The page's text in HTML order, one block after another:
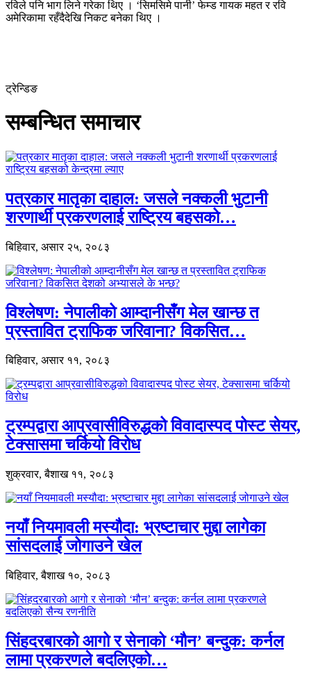
रविले पनि भाग लिने गरेका थिए । ‘सिमसिमे पानी’ फेम्ड गायक महत र रवि
अमेरिकामा रहँदैदेखि निकट बनेका थिए ।
ट्रेन्डिङ
सम्बन्धित समाचार
पत्रकार मातृका दाहाल: जसले नक्कली भुटानी
शरणार्थी प्रकरणलाई राष्ट्रिय बहसको…
बिहिवार, असार २५, २०८३
विश्लेषण: नेपालीको आम्दानीसँग मेल खान्छ त
प्रस्तावित ट्राफिक जरिवाना? विकसित…
बिहिवार, असार ११, २०८३
ट्रम्पद्वारा आप्रवासीविरुद्धको विवादास्पद पोस्ट सेयर,
टेक्सासमा चर्कियो विरोध
शुक्रवार, बैशाख ११, २०८३
नयाँ नियमावली मस्यौदा: भ्रष्टाचार मुद्दा लागेका
सांसदलाई जोगाउने खेल
बिहिवार, बैशाख १०, २०८३
सिंहदरबारको आगो र सेनाको ‘मौन’ बन्दुक: कर्नल
लामा प्रकरणले बदलिएको…